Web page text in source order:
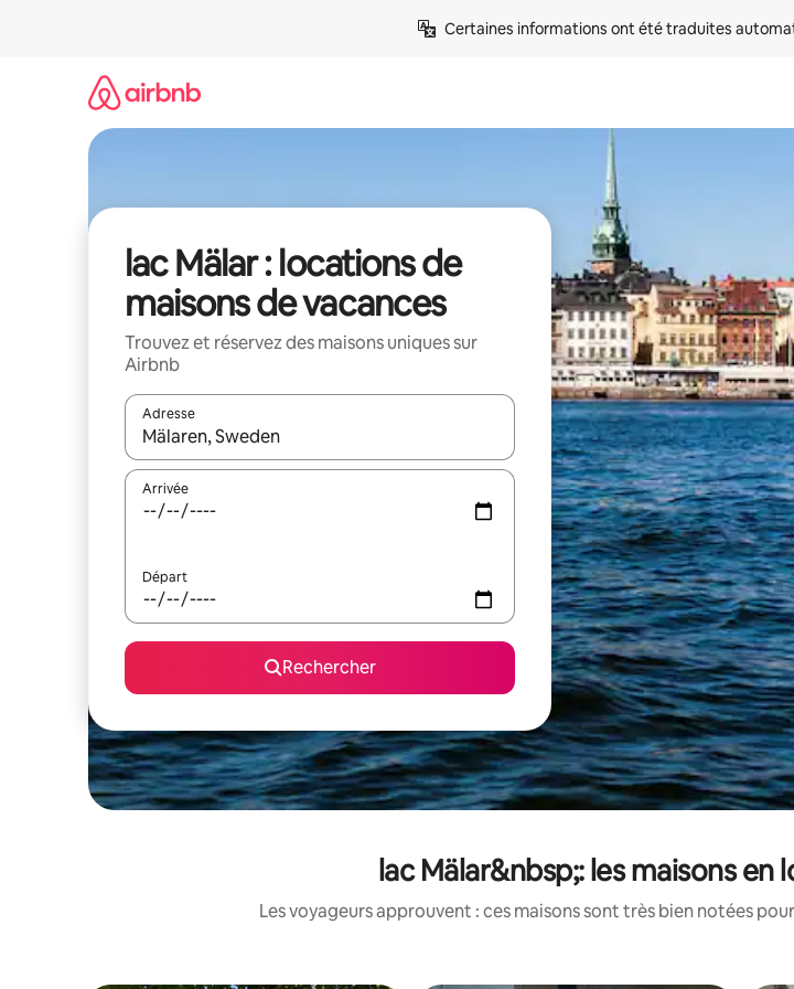
Certaines informations ont été traduites
lac Mälar : locations de
maisons de vacances
Trouvez et réservez des maisons uniques sur
Airbnb
Adresse
Lorsque les résultats s'affichent, utilisez les flèches vers le haut et vers le bas pour les
Arrivée
Départ
Rechercher
lac Mälar&nbsp;: les maisons
Les voyageurs approuvent : ces maisons sont très bien notées